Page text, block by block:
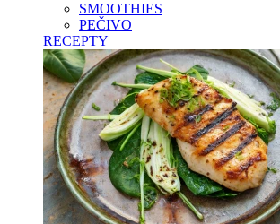
SMOOTHIES
PEČIVO
RECEPTY